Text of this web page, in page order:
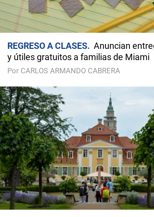
REGRESO A CLASES
Anuncian
y útiles gratuitos a familias de Miami
Por CARLOS ARMANDO CABRERA